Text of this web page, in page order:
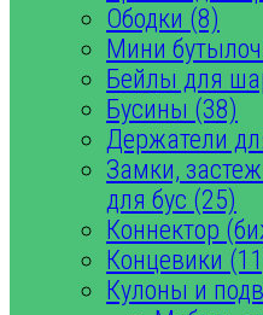
Ободки (8)
Мини
Бейлы для
Бусины (38)
Держатели
Замки,
для бус (25)
Коннектор
Концевики
Кулоны и